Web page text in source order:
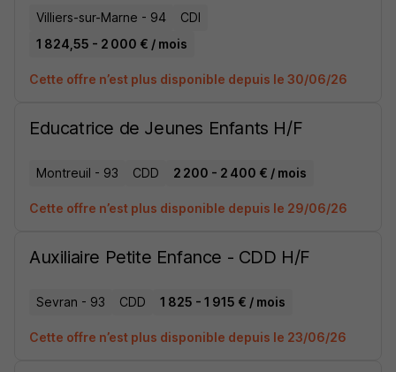
Villiers-sur-Marne - 94
CDI
1 824,55 - 2 000 € / mois
Cette offre n’est plus disponible depuis le 30/06/26
Educatrice de Jeunes Enfants H/F
Montreuil - 93 CDD 2 200 - 2 400 € / mois
Cette offre n’est plus disponible depuis le 29/06/26
Auxiliaire Petite Enfance - CDD H/F
Sevran - 93 CDD 1 825 - 1 915 € / mois
Cette offre n’est plus disponible depuis le 23/06/26